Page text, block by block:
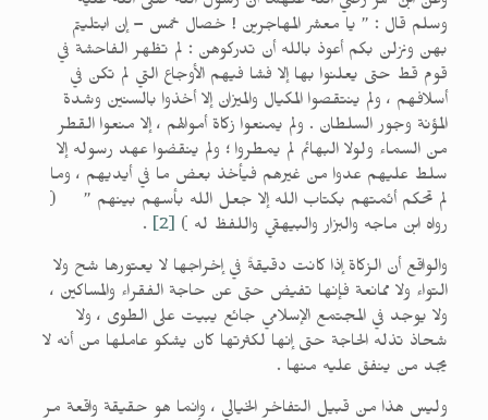
وسلم قال : ” يا معشر المهاجرين ! خصال خمس – إن ابتليتم
بهن ونزلن بكم أعوذ بالله أن تدركوهن : لم تظهر الفاحشة في
قوم قط حتى يعلنوا بها إلا فشا فيهم الأوجاع التي لم تكن في
أسلافهم ، ولم ينتقصوا المكيال والميزان إلا أخذوا بالسنين وشدة
المؤنة وجور السلطان . ولم يمنعوا زكاة أموالهم ، إلا منعوا القطر
من السماء ولولا البهائم لم يمطروا ؛ ولم ينقضوا عهد رسوله إلا
سلط عليهم عدوا من غيرهم فيأخذ بعض ما في أيديهم ، وما
لم تحكم أئمتهم بكتاب الله إلا جعل الله بأسهم بينهم ” (
رواه ابن ماجه والبزار والبيهقي واللفظ له ) [2]
.
والواقع أن الزكاة إذا كانت دقيقةً في إخراجها لا يعتورها شح ولا
التواء ولا ممانعة فإنها تفيض حتى عن حاجة الفقراء والمساكين ،
ولا يوجد في المجتمع الإسلامي جائع يبيت على الطوى ، ولا
شحاذ تذله الحاجة حتى إنها لكثرتها كان يشكو عاملها من أنه لا
يجد من ينفق عليه منها .
وليس هذا من قبيل التفاخر الخيالي ، وإنما هو حقيقة واقعة مر